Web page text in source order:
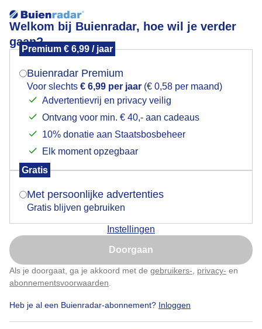
Welkom bij Buienradar, hoe wil je verder
gaan?
Premium € 6,99 / jaar
Buienradar Premium
Voor slechts € 6,99 per jaar (€ 0,58 per maand)
Advertentievrij en privacy veilig
Ontvang voor min. € 40,- aan cadeaus
10% donatie aan Staatsbosbeheer
Elk moment opzegbaar
Gratis
Met persoonlijke advertenties
Gratis blijven gebruiken
Instellingen
Doorgaan
Als je doorgaat, ga je akkoord met de gebruikers- privacy- en
abonnementsvoorwaarden
Heb je al een Buienradar-abonnement? Inloggen
geenvakantietijd
Populaire categorieën
Lente
Zomer
Mogen we je locatie gebruiken voor het
Indien je hier nog geen akkoord op hebt gegeven,
verschijnt er zo een pop-up uit je browser waarin
Is goed, toon de popup
Nu niet, misschien later
Klik hierom dit aan te passen